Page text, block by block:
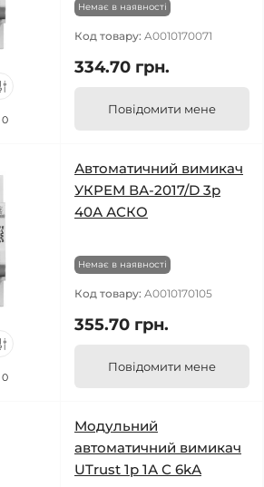
0
Немає в наявності
Код товару: A0010170071
334.70 грн.
Повідомити мене
0
Автоматичний вимикач
УКРЕМ ВА-2017/D 3р
40А АСКО
Немає в наявності
Код товару: A0010170105
355.70 грн.
Повідомити мене
Модульний
автоматичний вимикач
UTrust 1р 1А С 6kА